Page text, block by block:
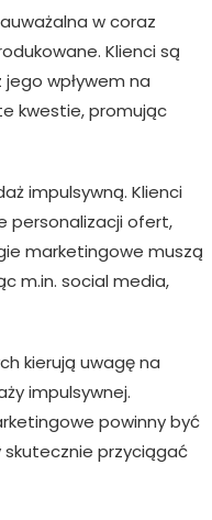
w coraz
Klienci są
wpływem na
kwestie, promując
impulsywną. Klienci
personalizacji ofert,
marketingowe muszą
m.in. social media,
kierują uwagę na
impulsywnej.
powinny być
przyciągać